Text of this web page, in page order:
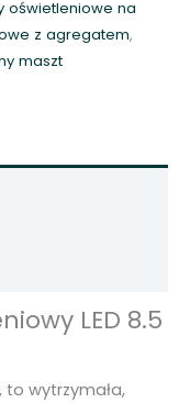
oświetleniowe na
z agregatem,
maszt
LED 8.5
, to wytrzymała,